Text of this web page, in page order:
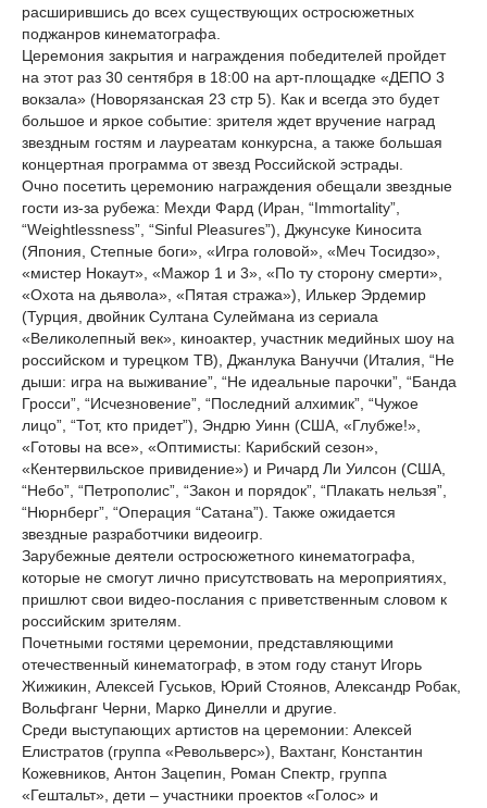
расширившись до всех существующих остросюжетных
поджанров кинематографа.
Церемония закрытия и награждения победителей пройдет
на этот раз 30 сентября в 18:00 на арт-площадке «ДЕПО 3
вокзала» (Новорязанская 23 стр 5). Как и всегда это будет
большое и яркое событие: зрителя ждет вручение наград
звездным гостям и лауреатам конкурсна, а также большая
концертная программа от звезд Российской эстрады.
Очно посетить церемонию награждения обещали звездные
гости из-за рубежа: Мехди Фард (Иран, “Immortality”,
“Weightlessness”, “Sinful Pleasures”), Джунсуке Киносита
(Япония, Степные боги», «Игра головой», «Меч Тосидзо»,
«мистер Нокаут», «Мажор 1 и 3», «По ту сторону смерти»,
«Охота на дьявола», «Пятая стража»), Илькер Эрдемир
(Турция, двойник Султана Сулеймана из сериала
«Великолепный век», киноактер, участник медийных шоу на
российском и турецком ТВ), Джанлука Вануччи (Италия, “Не
дыши: игра на выживание”, “Не идеальные парочки”, “Банда
Гросси”, “Исчезновение”, “Последний алхимик”, “Чужое
лицо”, “Тот, кто придет”), Эндрю Уинн (США, «Глубже!»,
«Готовы на все», «Оптимисты: Карибский сезон»,
«Кентервильское привидение») и Ричард Ли Уилсон (США,
“Небо”, “Петрополис”, “Закон и порядок”, “Плакать нельзя”,
“Нюрнберг”, “Операция “Сатана”). Также ожидается
звездные разработчики видеоигр.
Зарубежные деятели остросюжетного кинематографа,
которые не смогут лично присутствовать на мероприятиях,
пришлют свои видео-послания с приветственным словом к
российским зрителям.
Почетными гостями церемонии, представляющими
отечественный кинематограф, в этом году станут Игорь
Жижикин, Алексей Гуськов, Юрий Стоянов, Александр Робак,
Вольфганг Черни, Марко Динелли и другие.
Среди выступающих артистов на церемонии: Алексей
Елистратов (группа «Револьверс»), Вахтанг, Константин
Кожевников, Антон Зацепин, Роман Спектр, группа
«Гештальт», дети – участники проектов «Голос» и